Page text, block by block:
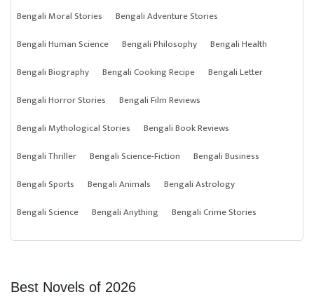
Bengali Moral Stories
Bengali Adventure Stories
Bengali Human Science
Bengali Philosophy
Bengali Health
Bengali Biography
Bengali Cooking Recipe
Bengali Letter
Bengali Horror Stories
Bengali Film Reviews
Bengali Mythological Stories
Bengali Book Reviews
Bengali Thriller
Bengali Science-Fiction
Bengali Business
Bengali Sports
Bengali Animals
Bengali Astrology
Bengali Science
Bengali Anything Bengali Crime Stories
Best Novels of 2026